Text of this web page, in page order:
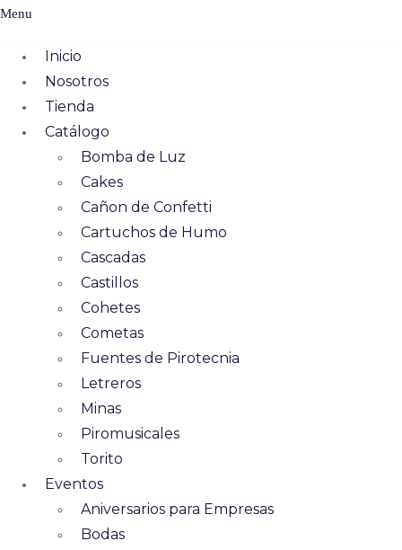
Menu
Inicio
Nosotros
Tienda
Catálogo
Bomba de Luz
Cakes
Cañon de Confetti
Cartuchos de Humo
Cascadas
Castillos
Cohetes
Cometas
Fuentes de Pirotecnia
Letreros
Minas
Piromusicales
Torito
Eventos
Aniversarios para Empresas
Bodas